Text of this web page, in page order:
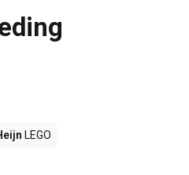
LEGO